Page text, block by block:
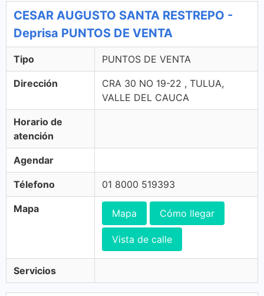
CESAR AUGUSTO SANTA RESTREPO -
Deprisa PUNTOS DE VENTA
Tipo PUNTOS DE VENTA
Dirección
CRA 30 NO 19-22 , TULUA,
VALLE DEL CAUCA
Horario de
atención
Agendar
Télefono 01 8000 519393
Mapa Mapa Cómo llegar
Vista de calle
Servicios